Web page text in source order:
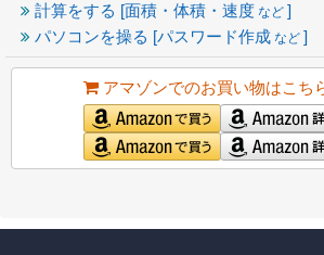
計算をする [面積・体積・速度 など ]
パソコンを操る [パスワード作成 など ]
アマゾンでのお買い物はこち